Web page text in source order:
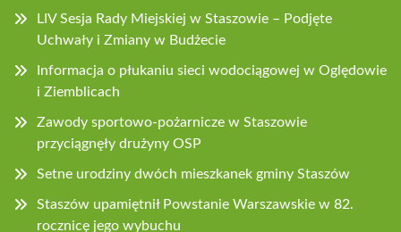
LIV Sesja Rady Miejskiej w Staszowie – Podjęte
Uchwały i Zmiany w Budżecie
Informacja o płukaniu sieci wodociągowej w Oględowie
i Ziemblicach
Zawody sportowo-pożarnicze w Staszowie
przyciągnęły drużyny OSP
Setne urodziny dwóch mieszkanek gminy Staszów
Staszów upamiętnił Powstanie Warszawskie w 82.
rocznicę jego wybuchu